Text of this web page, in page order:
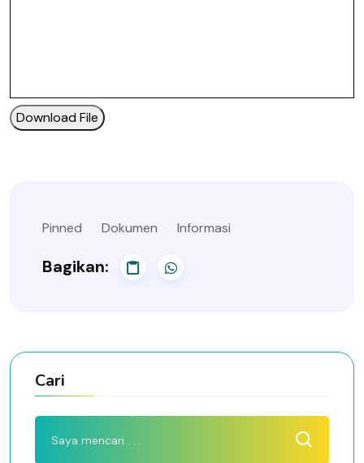
Download File
Pinned Dokumen Informasi
Bagikan:
Cari